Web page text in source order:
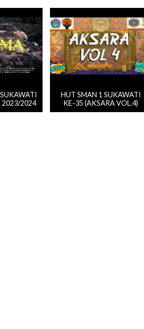
2023/2024
HUT SMAN 1 SUKAWATI
KE-35 (AKSARA VOL.4)